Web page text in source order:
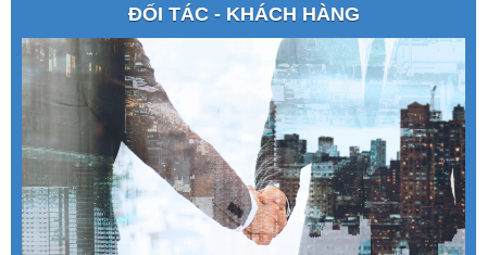
ĐỐI TÁC - KHÁCH HÀNG